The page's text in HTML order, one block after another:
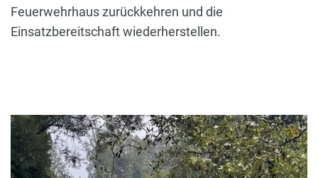
Feuerwehrhaus zurückkehren und die
Einsatzbereitschaft wiederherstellen.